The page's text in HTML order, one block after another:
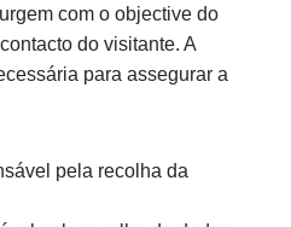
com o objective do
do visitante. A
para assegurar a
pela recolha da